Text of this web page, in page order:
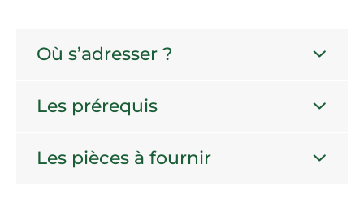
Où s’adresser ?
Les prérequis
Les pièces à fournir